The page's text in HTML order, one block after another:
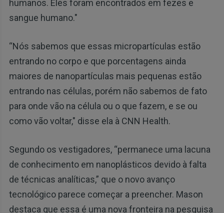
humanos. Eles foram encontrados em fezes e
sangue humano."
“Nós sabemos que essas micropartículas estão
entrando no corpo e que porcentagens ainda
maiores de nanopartículas mais pequenas estão
entrando nas células, porém não sabemos de fato
para onde vão na célula ou o que fazem, e se ou
como vão voltar," disse ela à CNN Health.
Segundo os vestigadores, “permanece uma lacuna
de conhecimento em nanoplásticos devido à falta
de técnicas analíticas,” que o novo avanço
tecnológico parece começar a preencher. Mason
destaca que essa é uma nova fronteira na pesquisa